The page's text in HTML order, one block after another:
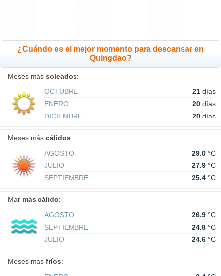
¿Cuándo es el mejor momento para descansar en
Quingdao?
Meses más soleados:
OCTUBRE
21 días
ENERO
20 días
DICIEMBRE
20 días
Meses más cálidos:
AGOSTO
29.0 °C
JULIO
27.9 °C
SEPTIEMBRE
25.4 °C
Mar más cálido:
AGOSTO
26.9 °C
SEPTIEMBRE
24.8 °C
JULIO
24.6 °C
Meses más fríos: